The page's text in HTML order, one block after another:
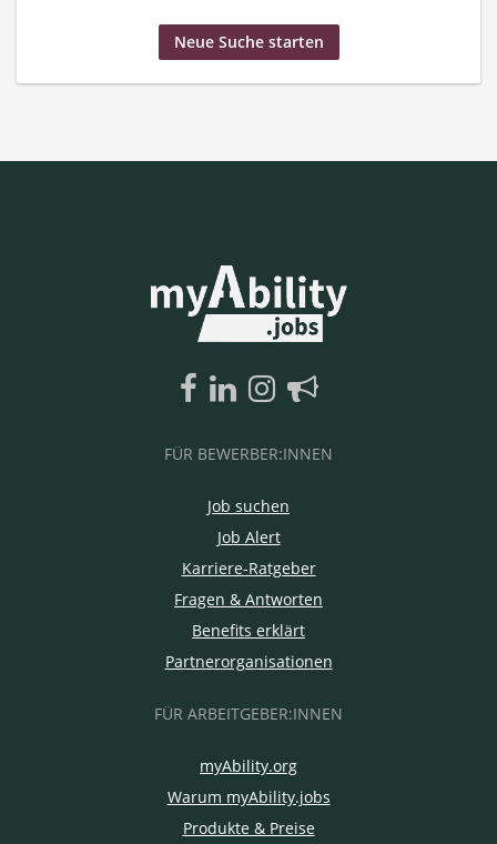
Neue Suche starten
FÜR BEWERBER:INNEN
Job suchen
Job Alert
Karriere-Ratgeber
Fragen & Antworten
Benefits erklärt
Partnerorganisationen
FÜR ARBEITGEBER:INNEN
myAbility.org
Warum myAbility.jobs
Produkte & Preise